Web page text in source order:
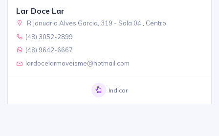
Lar Doce Lar
R Januario Alves Garcia, 319 - Sala 04 , Centro
(48) 3052-2899
(48) 9642-6667
lardocelarmoveisme@hotmail.com
Indicar